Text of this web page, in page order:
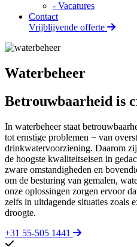
- Vacatures
Contact
Vrijblijvende offerte
Waterbeheer
Betrouwbaarheid is
In waterbeheer staat
tot ernstige problemen − van
drinkwatervoorziening. Daarom
de hoogste kwaliteitseisen in
zware omstandigheden en
om de besturing van gemalen,
onze oplossingen zorgen ervoor
zelfs in uitdagende situaties zoals
droogte.
+31 55-505 1441